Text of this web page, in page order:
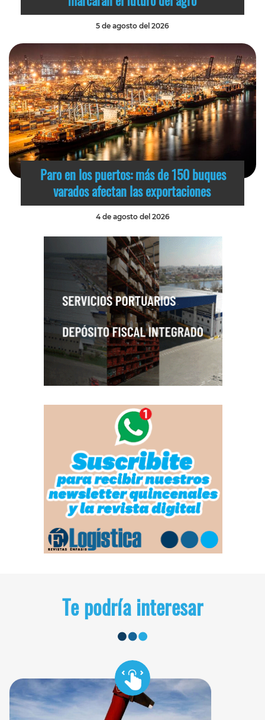
5 de agosto del 2026
Paro en los puertos: más de 150 buques
varados afectan las exportaciones
4 de agosto del 2026
Te podría interesar